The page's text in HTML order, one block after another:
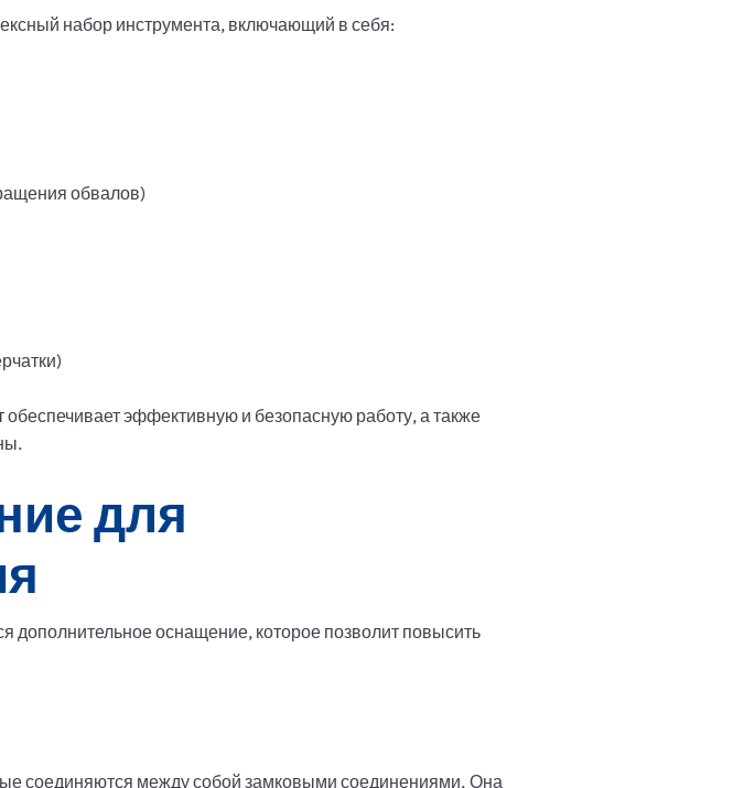
набор инструмента, включающий в себя:
обвалов)
эффективную и безопасную работу, а также
для
дополнительное оснащение, которое позволит повысить
соединяются между собой замковыми соединениями. Она